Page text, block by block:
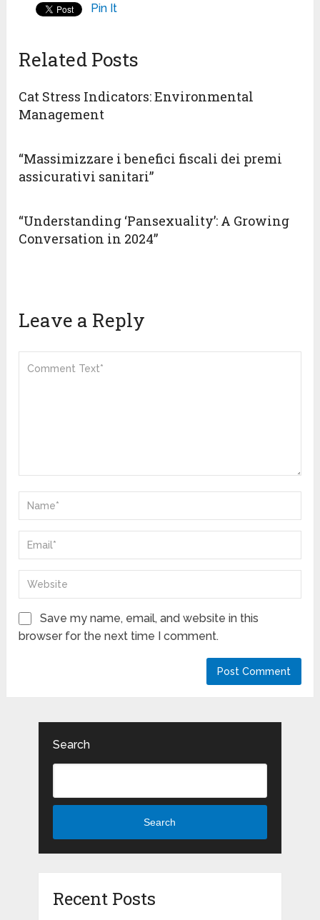
Pin It
Related Posts
Cat Stress Indicators: Environmental
Management
“Massimizzare i benefici fiscali dei premi
assicurativi sanitari”
“Understanding ‘Pansexuality’: A Growing
Conversation in 2024”
Leave a Reply
Save my name, email, and website in this
browser for the next time I comment.
Search
Search
Recent Posts